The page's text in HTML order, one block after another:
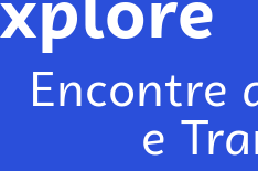
Encontre
e